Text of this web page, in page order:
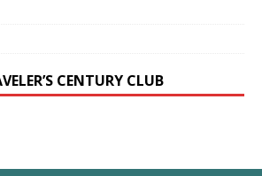
CENTURY CLUB